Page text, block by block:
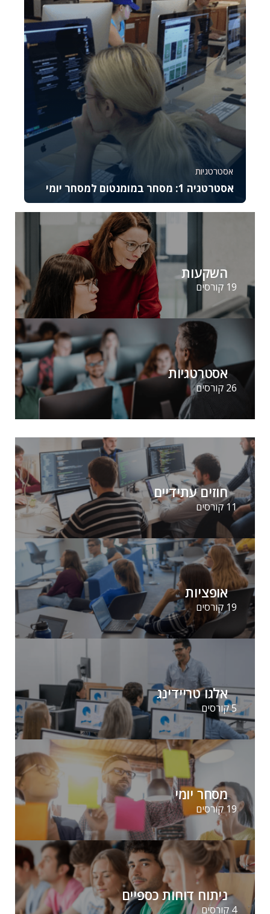
8
744
אסטרטגיות
אסטרטגיה 1: מסחר במומנטום למסחר יומי
ומתאים לסוחרים יומיים מתקדמים המעוניינים לנצל
37045
השקעות
19 קורסים
אסטרטגיות
26 קורסים
חוזים עתידיים
11 קורסים
אופציות
19 קורסים
אלגו טריידינג
5 קורסים
מסחר יומי
19 קורסים
ניתוח דוחות כספיים
4 קורסים